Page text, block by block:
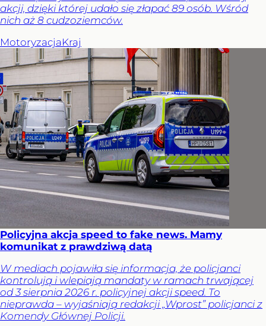
akcji, dzięki której udało się złapać 89 osób. Wśród
nich aż 8 cudzoziemców.
MotoryzacjaKraj
Policyjna akcja speed to fake news. Mamy
komunikat z prawdziwą datą
W mediach pojawiła się informacja, że policjanci
kontrolują i wlepiają mandaty w ramach trwającej
od 3 sierpnia 2026 r. policyjnej akcji speed. To
nieprawda – wyjaśniają redakcji „Wprost” policjanci z
Komendy Głównej Policji.